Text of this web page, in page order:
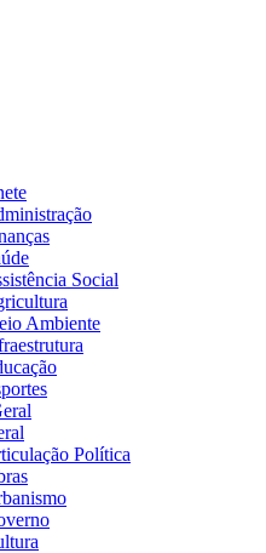
Social
Ambiente
Política